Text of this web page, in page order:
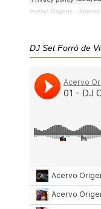
Acervo Origens ·
DJ Set Forró de